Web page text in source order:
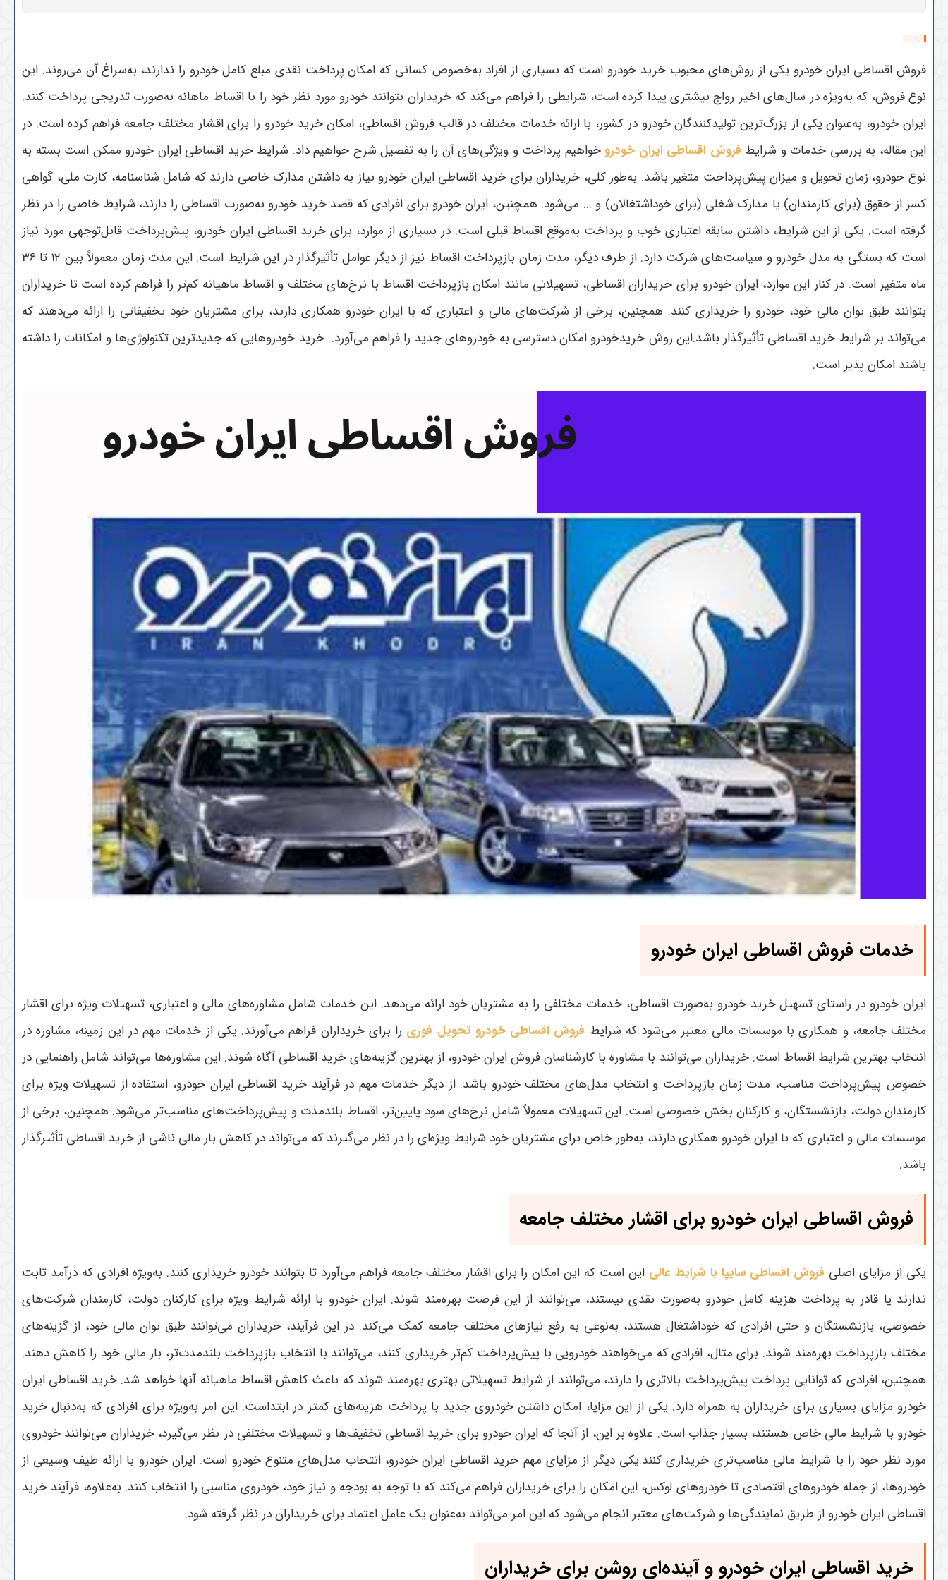
فروش اقساطی ایران خودرو یکی از روش‌های محبوب خرید خودرو است که بسیاری از افراد به‌خصوص کسانی که امکان پرداخت نقدی مبلغ کامل خودرو را ندارند، به‌سراغ آن می‌روند. این
نوع فروش، که به‌ویژه در سال‌های اخیر رواج بیشتری پیدا کرده است، شرایطی را فراهم می‌کند که خریداران بتوانند خودرو مورد نظر خود را با اقساط ماهانه به‌صورت تدریجی پرداخت کنند.
ایران خودرو، به‌عنوان یکی از بزرگ‌ترین تولیدکنندگان خودرو در کشور، با ارائه خدمات مختلف در قالب فروش اقساطی، امکان خرید خودرو را برای اقشار مختلف جامعه فراهم کرده است. در
این مقاله، به بررسی خدمات و شرایط فروش اقساطی ایران خودرو خواهیم پرداخت و ویژگی‌های آن را به تفصیل شرح خواهیم داد. شرایط خرید اقساطی ایران خودرو ممکن است بسته به
نوع خودرو، زمان تحویل و میزان پیش‌پرداخت متغیر باشد. به‌طور کلی، خریداران برای خرید اقساطی ایران خودرو نیاز به داشتن مدارک خاصی دارند که شامل شناسنامه، کارت ملی، گواهی
کسر از حقوق (برای کارمندان) یا مدارک شغلی (برای خوداشتغالان) و ... می‌شود. همچنین، ایران خودرو برای افرادی که قصد خرید خودرو به‌صورت اقساطی را دارند، شرایط خاصی را در نظر
گرفته است. یکی از این شرایط، داشتن سابقه اعتباری خوب و پرداخت به‌موقع اقساط قبلی است. در بسیاری از موارد، برای خرید اقساطی ایران خودرو، پیش‌پرداخت قابل‌توجهی مورد نیاز
است که بستگی به مدل خودرو و سیاست‌های شرکت دارد. از طرف دیگر، مدت زمان بازپرداخت اقساط نیز از دیگر عوامل تأثیرگذار در این شرایط است. این مدت زمان معمولاً بین 12 تا 36
ماه متغیر است. در کنار این موارد، ایران خودرو برای خریداران اقساطی، تسهیلاتی مانند امکان بازپرداخت اقساط با نرخ‌های مختلف و اقساط ماهیانه کم‌تر را فراهم کرده است تا خریداران
بتوانند طبق توان مالی خود، خودرو را خریداری کنند. همچنین، برخی از شرکت‌های مالی و اعتباری که با ایران خودرو همکاری دارند، برای مشتریان خود تخفیفاتی را ارائه می‌دهند که
می‌تواند بر شرایط خرید اقساطی تأثیرگذار باشد.این روش خریدخودرو امکان دسترسی به خودروهای جدید را فراهم می‌آورد. خرید خودروهایی که جدیدترین تکنولوژی‌ها و امکانات را داشته
باشند امکان پذیر است.
خدمات فروش اقساطی ایران خودرو
ایران خودرو در راستای تسهیل خرید خودرو به‌صورت اقساطی، خدمات مختلفی را به مشتریان خود ارائه می‌دهد. این خدمات شامل مشاوره‌های مالی و اعتباری، تسهیلات ویژه برای اقشار
مختلف جامعه، و همکاری با موسسات مالی معتبر می‌شود که شرایط فروش اقساطی خودرو تحویل فوری را برای خریداران فراهم می‌آورند. یکی از خدمات مهم در این زمینه، مشاوره در
انتخاب بهترین شرایط اقساط است. خریداران می‌توانند با مشاوره با کارشناسان فروش ایران خودرو، از بهترین گزینه‌های خرید اقساطی آگاه شوند. این مشاوره‌ها می‌تواند شامل راهنمایی در
خصوص پیش‌پرداخت مناسب، مدت زمان بازپرداخت و انتخاب مدل‌های مختلف خودرو باشد. از دیگر خدمات مهم در فرآیند خرید اقساطی ایران خودرو، استفاده از تسهیلات ویژه برای
کارمندان دولت، بازنشستگان، و کارکنان بخش خصوصی است. این تسهیلات معمولاً شامل نرخ‌های سود پایین‌تر، اقساط بلندمدت و پیش‌پرداخت‌های مناسب‌تر می‌شود. همچنین، برخی از
موسسات مالی و اعتباری که با ایران خودرو همکاری دارند، به‌طور خاص برای مشتریان خود شرایط ویژه‌ای را در نظر می‌گیرند که می‌تواند در کاهش بار مالی ناشی از خرید اقساطی تأثیرگذار
باشد.
فروش اقساطی ایران خودرو برای اقشار مختلف جامعه
یکی از مزایای اصلی فروش اقساطی سایپا با شرایط عالی این است که این امکان را برای اقشار مختلف جامعه فراهم می‌آورد تا بتوانند خودرو خریداری کنند. به‌ویژه افرادی که درآمد ثابت
ندارند یا قادر به پرداخت هزینه کامل خودرو به‌صورت نقدی نیستند، می‌توانند از این فرصت بهره‌مند شوند. ایران خودرو با ارائه شرایط ویژه برای کارکنان دولت، کارمندان شرکت‌های
خصوصی، بازنشستگان و حتی افرادی که خوداشتغال هستند، به‌نوعی به رفع نیازهای مختلف جامعه کمک می‌کند. در این فرآیند، خریداران می‌توانند طبق توان مالی خود، از گزینه‌های
مختلف بازپرداخت بهره‌مند شوند. برای مثال، افرادی که می‌خواهند خودرویی با پیش‌پرداخت کم‌تر خریداری کنند، می‌توانند با انتخاب بازپرداخت بلندمدت‌تر، بار مالی خود را کاهش دهند.
همچنین، افرادی که توانایی پرداخت پیش‌پرداخت بالاتری را دارند، می‌توانند از شرایط تسهیلاتی بهتری بهره‌مند شوند که باعث کاهش اقساط ماهیانه آنها خواهد شد. خرید اقساطی ایران
خودرو مزایای بسیاری برای خریداران به همراه دارد. یکی از این مزایا، امکان داشتن خودروی جدید با پرداخت هزینه‌های کمتر در ابتداست. این امر به‌ویژه برای افرادی که به‌دنبال خرید
خودرو با شرایط مالی خاص هستند، بسیار جذاب است. علاوه بر این، از آنجا که ایران خودرو برای خرید اقساطی تخفیف‌ها و تسهیلات مختلفی در نظر می‌گیرد، خریداران می‌توانند خودروی
مورد نظر خود را با شرایط مالی مناسب‌تری خریداری کنند.یکی دیگر از مزایای مهم خرید اقساطی ایران خودرو، انتخاب مدل‌های متنوع خودرو است. ایران خودرو با ارائه طیف وسیعی از
خودروها، از جمله خودروهای اقتصادی تا خودروهای لوکس، این امکان را برای خریداران فراهم می‌کند که با توجه به بودجه و نیاز خود، خودروی مناسبی را انتخاب کنند. به‌علاوه، فرآیند خرید
اقساطی ایران خودرو از طریق نمایندگی‌ها و شرکت‌های معتبر انجام می‌شود که این امر می‌تواند به‌عنوان یک عامل اعتماد برای خریداران در نظر گرفته شود.
خرید اقساطی ایران خودرو و آینده‌ای روشن برای خریداران